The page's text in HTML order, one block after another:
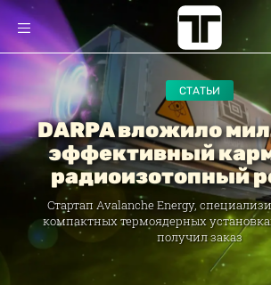
СТАТЬИ
DARPA вложило
эффективный
радиоизотопный
Стартап Avalanche Energy,
компактных термоядерных
получил заказ